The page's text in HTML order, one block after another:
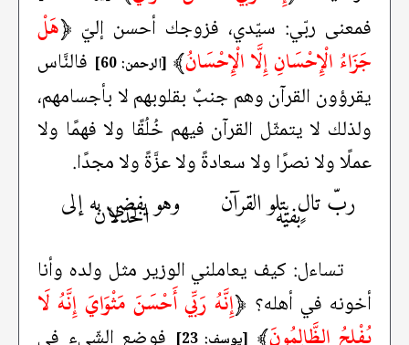
فمعنى ربّي: سيّدي، فزوجك أحسن إليّ ﴿هَلْ
جَزَاءُ الْإِحْسَانِ إِلَّا الْإِحْسَانُ﴾ [الرحمن: 60]
فالنَّاس
يقرؤون القرآن وهم جنبٌ بقلوبهم لا بأجسامهم،
ولذلك لا يتمثّل القرآن فيهم خُلُقًا ولا فهمًا ولا
عملًا ولا نصرًا ولا سعادةً ولا عزَّةً ولا مجدًا.
ربّ تالٍ يتلو القرآن
بفيه وهو يفضي به إلى
الخذلان
تساءل: كيف يعاملني الوزير مثل ولده وأنا
أخونه في أهله؟ ﴿إِنَّهُ رَبِّي أَحْسَنَ مَثْوَايَ إِنَّهُ لَا
يُفْلِحُ الظَّالِمُونَ﴾